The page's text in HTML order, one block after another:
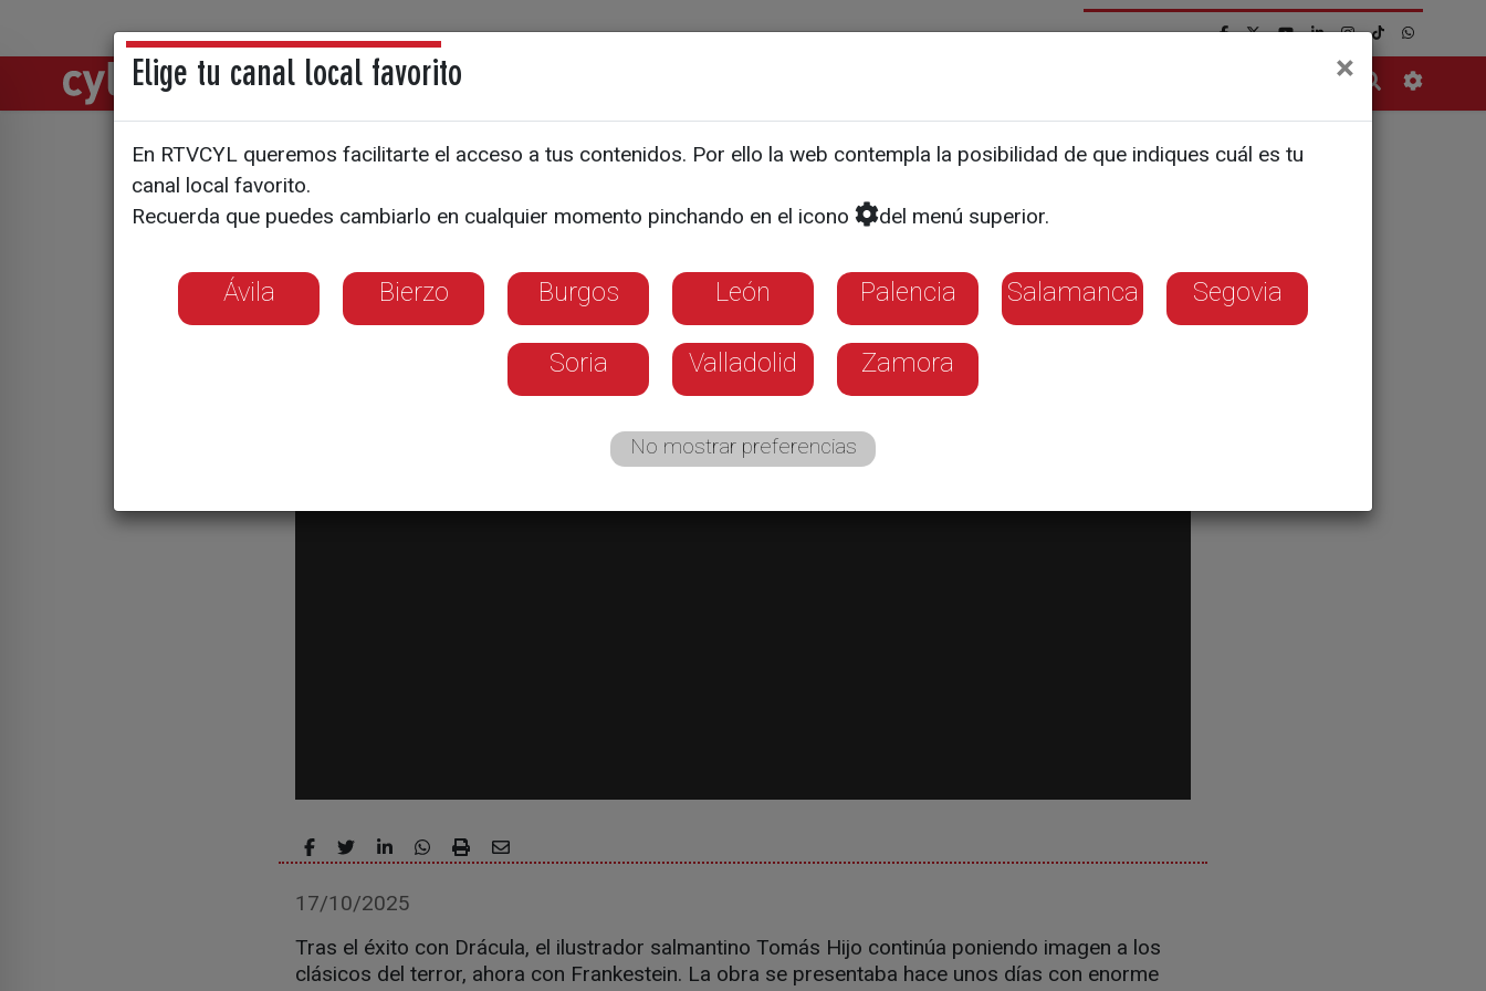
Directos Noticias
Tomás Hijo revive el espíritu original de
Frankestein
17/10/2025
Tras el éxito con Drácula, el ilustrador salmantino Tomás Hijo continúa poniendo imagen a los
clásicos del terror, ahora con Frankestein. La obra se presentaba hace unos días con enorme
Elige tu canal local favorito ×
En RTVCYL queremos facilitarte el acceso a tus contenidos. Por ello la web contempla la posibilidad de que indiques cuál es tu
canal local favorito.
Recuerda que puedes cambiarlo en cualquier momento pinchando en el icono
del menú superior.
Ávila Bierzo Burgos León Palencia Salamanca Segovia
Soria Valladolid Zamora
No mostrar preferencias